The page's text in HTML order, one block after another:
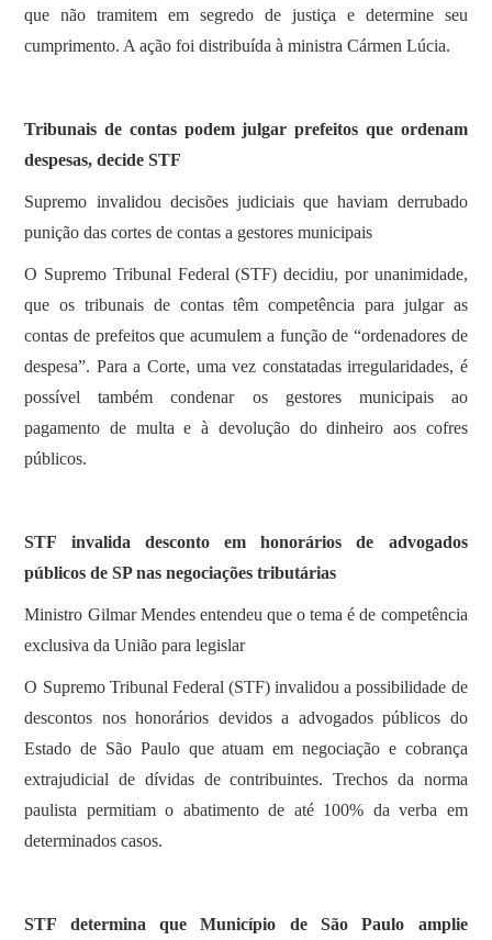
que não tramitem em segredo de justiça e determine seu
cumprimento. A ação foi distribuída à ministra Cármen Lúcia.
Tribunais de contas podem julgar prefeitos que ordenam
despesas, decide STF
Supremo invalidou decisões judiciais que haviam derrubado
punição das cortes de contas a gestores municipais
O Supremo Tribunal Federal (STF) decidiu, por unanimidade,
que os tribunais de contas têm competência para julgar as
contas de prefeitos que acumulem a função de “ordenadores de
despesa”. Para a Corte, uma vez constatadas irregularidades, é
possível também condenar os gestores municipais ao
pagamento de multa e à devolução do dinheiro aos cofres
públicos.
STF invalida desconto em honorários de advogados
públicos de SP nas negociações tributárias
Ministro Gilmar Mendes entendeu que o tema é de competência
exclusiva da União para legislar
O Supremo Tribunal Federal (STF) invalidou a possibilidade de
descontos nos honorários devidos a advogados públicos do
Estado de São Paulo que atuam em negociação e cobrança
extrajudicial de dívidas de contribuintes. Trechos da norma
paulista permitiam o abatimento de até 100% da verba em
determinados casos.
STF determina que Município de São Paulo amplie